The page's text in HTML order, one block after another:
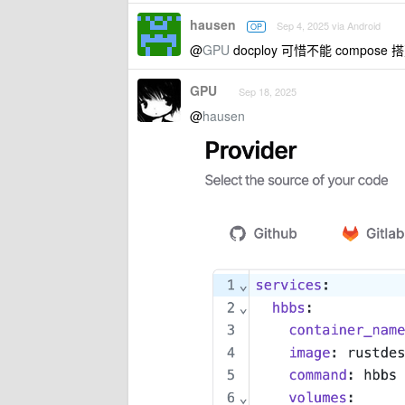
hausen OP Sep 4, 2025 via Android
@GPU docploy 可惜不能 compose
GPU Sep 18, 2025
@hausen